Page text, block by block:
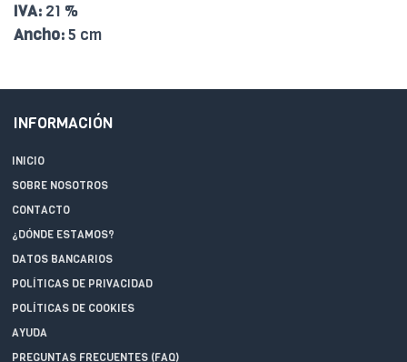
IVA: 21 %
Ancho:5 cm
INFORMACIÓN
INICIO
SOBRE NOSOTROS
CONTACTO
¿DÓNDE ESTAMOS?
DATOS BANCARIOS
POLÍTICAS DE PRIVACIDAD
POLÍTICAS DE COOKIES
AYUDA
PREGUNTAS FRECUENTES (FAQ)